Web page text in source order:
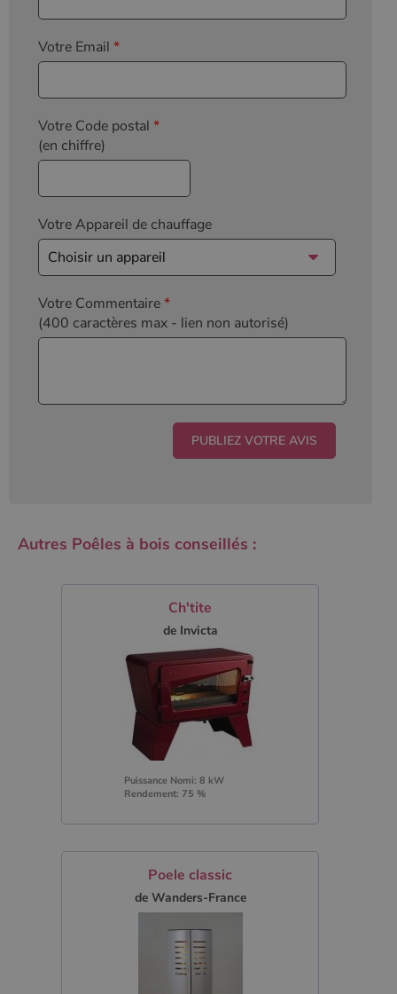
Votre Email *
Votre Code postal *
(en chiffre)
Votre Appareil de chauffage
Votre Commentaire*
(400 caractères max - lien non autorisé)
Autres Poêles à bois conseillés :
Ch'tite
de Invicta
Puissance Nomi: 8 kW
Rendement: 75 %
Poele classic
de Wanders-France